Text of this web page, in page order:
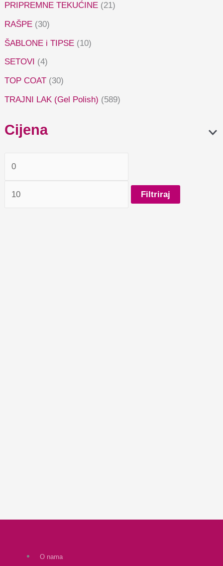
PRIPREMNE TEKUĆINE (21)
RAŠPE (30)
ŠABLONE i TIPSE (10)
SETOVI (4)
TOP COAT (30)
TRAJNI LAK (Gel Polish) (589)
Cijena
Filtriraj
O nama